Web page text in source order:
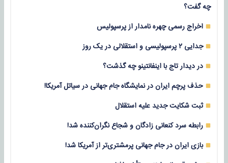
چه گفت؟
اخراج رسمی چهره نامدار از پرسپولیس
جدایی ۲ پرسپولیسی و استقلالی در یک روز
در دیدار تاج با اینفانتینو چه گذشت؟
حذف پرچم ایران در نمایشگاه جام جهانی در سیاتل آمریکا!
ثبت شکایت جدید علیه استقلال
رابطه سرد کنعانی زادگان و شجاع نگران‌کننده شد!
بازی‌ ایران در جام جهانی پرمشتری‌تر از آمریکا شد!